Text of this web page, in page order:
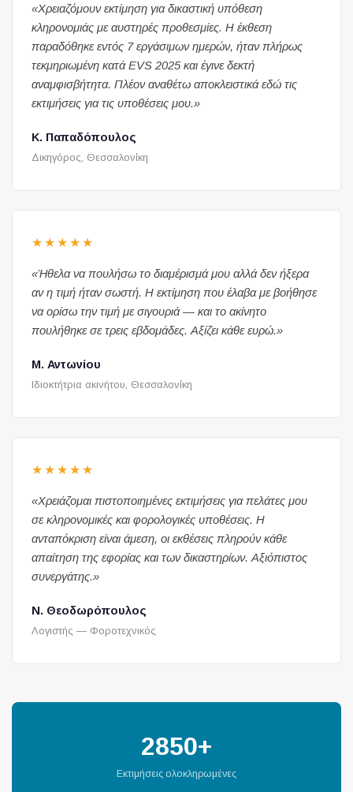
«Χρειαζόμουν εκτίμηση για δικαστική υπόθεση
κληρονομιάς με αυστηρές προθεσμίες. Η έκθεση
παραδόθηκε εντός 7 εργάσιμων ημερών, ήταν πλήρως
τεκμηριωμένη κατά EVS 2025 και έγινε δεκτή
αναμφισβήτητα. Πλέον αναθέτω αποκλειστικά εδώ τις
εκτιμήσεις για τις υποθέσεις μου.»
Κ. Παπαδόπουλος
Δικηγόρος, Θεσσαλονίκη
★★★★★
«Ήθελα να πουλήσω το διαμέρισμά μου αλλά δεν ήξερα
αν η τιμή ήταν σωστή. Η εκτίμηση που έλαβα με βοήθησε
να ορίσω την τιμή με σιγουριά — και το ακίνητο
πουλήθηκε σε τρεις εβδομάδες. Αξίζει κάθε ευρώ.»
Μ. Αντωνίου
Ιδιοκτήτρια ακινήτου, Θεσσαλονίκη
★★★★★
«Χρειάζομαι πιστοποιημένες εκτιμήσεις για πελάτες μου
σε κληρονομικές και φορολογικές υποθέσεις. Η
ανταπόκριση είναι άμεση, οι εκθέσεις πληρούν κάθε
απαίτηση της εφορίας και των δικαστηρίων. Αξιόπιστος
συνεργάτης.»
Ν. Θεοδωρόπουλος
Λογιστής — Φοροτεχνικός
2850+
Εκτιμήσεις ολοκληρωμένες